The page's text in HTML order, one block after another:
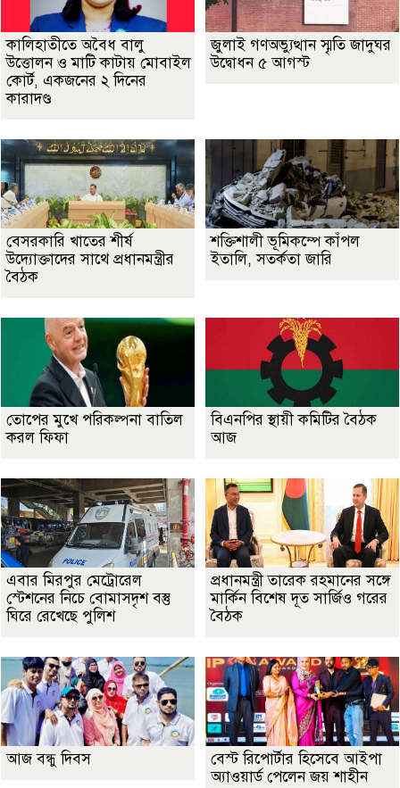
কালিহাতীতে অবৈধ বালু
উত্তোলন ও মাটি কাটায় মোবাইল
কোর্ট, একজনের ২ দিনের
কারাদণ্ড
জুলাই গণঅভ্যুত্থান স্মৃতি জাদুঘর
উদ্বোধন ৫ আগস্ট
বেসরকারি খাতের শীর্ষ
উদ্যোক্তাদের সাথে প্রধানমন্ত্রীর
বৈঠক
শক্তিশালী ভূমিকম্পে কাঁপল
ইতালি, সতর্কতা জারি
তোপের মুখে পরিকল্পনা বাতিল
করল ফিফা
বিএনপির স্থায়ী কমিটির বৈঠক
আজ
এবার মিরপুর মেট্রোরেল
স্টেশনের নিচে বোমাসদৃশ বস্তু
ঘিরে রেখেছে পুলিশ
প্রধানমন্ত্রী তারেক রহমানের সঙ্গে
মার্কিন বিশেষ দূত সার্জিও গরের
বৈঠক
আজ বন্ধু দিবস
বেস্ট রিপোর্টার হিসেবে আইপা
অ্যাওয়ার্ড পেলেন জয় শাহীন